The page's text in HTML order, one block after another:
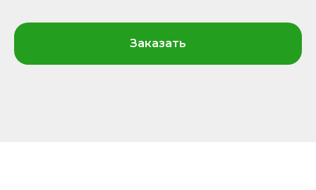
Заказать